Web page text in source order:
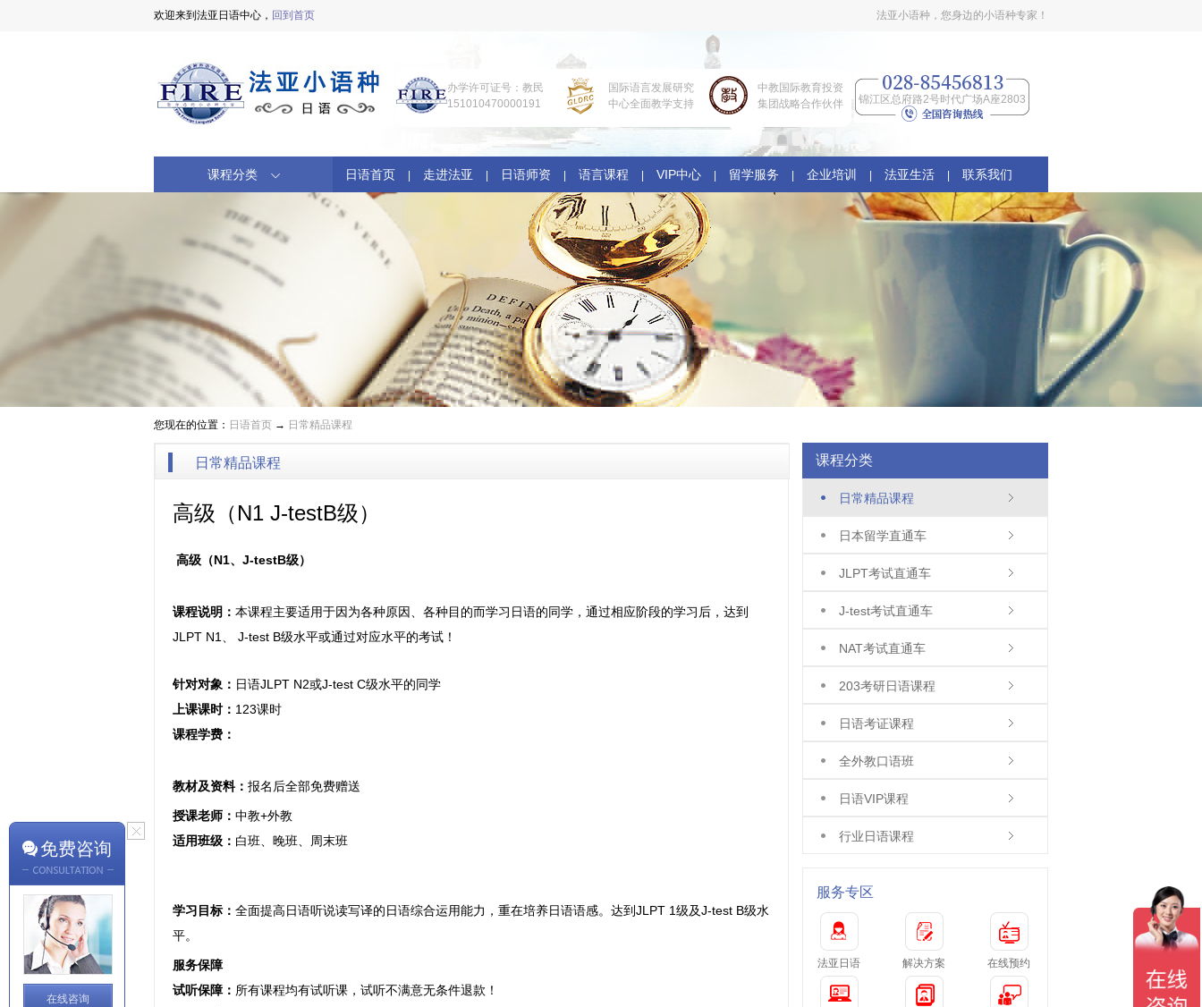
欢迎来到法亚日语中心， 回到首页 法亚小语种，您身边的小语种专家！
办学许可证号：教民
151010470000191
国际语言发展研究
中心全面教学支持
中教国际教育投资
集团战略合作伙伴
锦江区总府路2号时代广场A座2803
课程分类 日语首页 走进法亚 日语师资 语言课程 VIP中心 留学服务 企业培训 法亚生活 联系我们
您现在的位置： 日语首页 → 日常精品课程
日常精品课程
高级（N1 J-testB级）
高级（N1、J-testB级）
课程说明： 本课程主要适用于因为各种原因、各种目的而学习日语的同学，通过相应阶段的学习后，达到
JLPT N1、 J-test B级水平或通过对应水平的考试！
针对对象： 日语JLPT N2或J-test C级水平的同学
上课课时： 123课时
课程学费：
教材及资料： 报名后全部免费赠送
授课老师： 中教+外教
适用班级： 白班、晚班、周末班
学习目标： 全面提高日语听说读写译的日语综合运用能力，重在培养日语语感。达到JLPT 1级及J-test B级水
平。
服务保障
试听保障： 所有课程均有试听课，试听不满意无条件退款！
课程分类
日常精品课程
日本留学直通车
JLPT考试直通车
J-test考试直通车
NAT考试直通车
203考研日语课程
日语考证课程
全外教口语班
日语VIP课程
行业日语课程
服务专区
法亚日语 解决方案 在线预约
免费咨询
在线咨询